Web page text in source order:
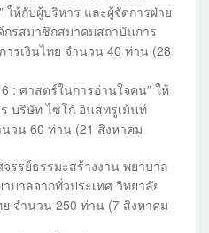
ให้กับผู้บริหาร และผู้จัดการฝ่าย
รสมาชิกสมาคมสถาบันการ
รเงินไทย จำนวน 40 ท่าน (28
: ศาสตร์ในการอ่านใจคน” ให้
บริษัท ไซโก้ อินสทรูเม้นท์
วน 60 ท่าน (21 สิงหาคม
รรย์ธรรมะสร้างงาน พยาบาล
บาลจากทั่วประเทศ วิทยาลัย
จำนวน 250 ท่าน (7 สิงหาคม